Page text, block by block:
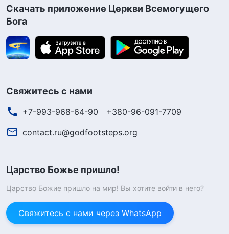
Скачать приложение Церкви Всемогущего
Бога
Свяжитесь с нами
+7-993-968-64-90
+380-96-091-7709
contact.ru@godfootsteps.org
Царство Божье пришло!
Царство Божие пришло на мир! Вы хотите войти в него?
Свяжитесь с нами через WhatsApp